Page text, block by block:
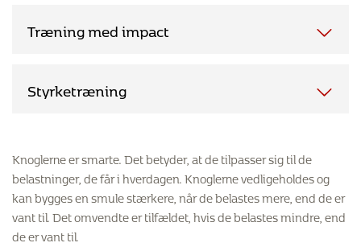
Træning med impact
Styrketræning
Knoglerne er smarte. Det betyder, at de tilpasser sig til de
belastninger, de får i hverdagen. Knoglerne vedligeholdes og
kan bygges en smule stærkere, når de belastes mere, end de er
vant til. Det omvendte er tilfældet, hvis de belastes mindre, end
de er vant til.